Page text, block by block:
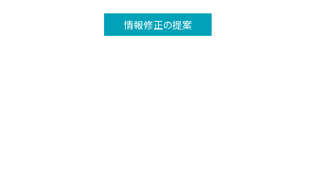
情報修正の提案